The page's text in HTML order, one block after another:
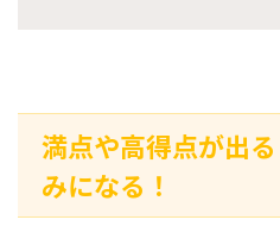
満点や高得点が出
みになる！